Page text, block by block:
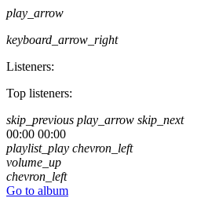
play_arrow
keyboard_arrow_right
Listeners:
Top listeners:
skip_previous play_arrow skip_next
00:00 00:00
playlist_play chevron_left
volume_up
chevron_left
Go to album